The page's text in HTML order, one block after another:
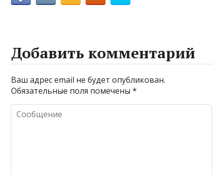
Добавить комментарий
Ваш адрес email не будет опубликован.
Обязательные поля помечены*